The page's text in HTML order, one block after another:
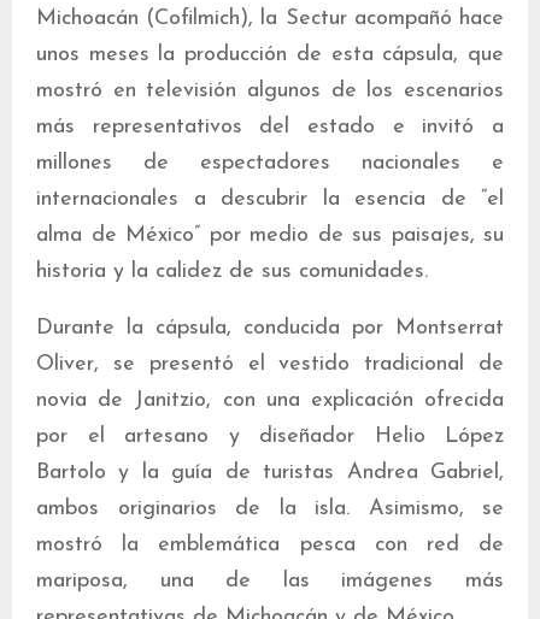
Michoacán (Cofilmich), la Sectur acompañó hace
unos meses la producción de esta cápsula, que
mostró en televisión algunos de los escenarios
más representativos del estado e invitó a
millones de espectadores nacionales e
internacionales a descubrir la esencia de “el
alma de México” por medio de sus paisajes, su
historia y la calidez de sus comunidades.
Durante la cápsula, conducida por Montserrat
Oliver, se presentó el vestido tradicional de
novia de Janitzio, con una explicación ofrecida
por el artesano y diseñador Helio López
Bartolo y la guía de turistas Andrea Gabriel,
ambos originarios de la isla. Asimismo, se
mostró la emblemática pesca con red de
mariposa, una de las imágenes más